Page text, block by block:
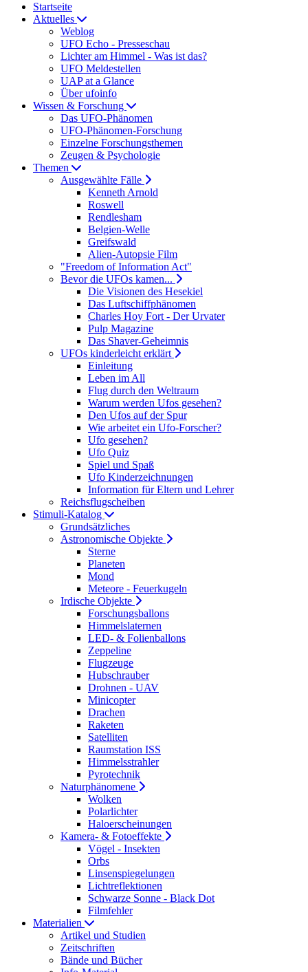
Startseite
Aktuelles
Weblog
UFO Echo - Presseschau
Lichter am Himmel - Was ist das?
UFO Meldestellen
UAP at a Glance
Über ufoinfo
Wissen & Forschung
Das UFO-Phänomen
UFO-Phänomen-Forschung
Einzelne Forschungsthemen
Zeugen & Psychologie
Themen
Ausgewählte Fälle
Kenneth Arnold
Roswell
Rendlesham
Belgien-Welle
Greifswald
Alien-Autopsie Film
"Freedom of Information Act"
Bevor die UFOs kamen...
Die Visionen des Hesekiel
Das Luftschiffphänomen
Charles Hoy Fort - Der Urvater
Pulp Magazine
Das Shaver-Geheimnis
UFOs kinderleicht erklärt
Einleitung
Leben im All
Flug durch den Weltraum
Warum werden Ufos gesehen?
Den Ufos auf der Spur
Wie arbeitet ein Ufo-Forscher?
Ufo gesehen?
Ufo Quiz
Spiel und Spaß
Ufo Kinderzeichnungen
Information für Eltern und Lehrer
Reichsflugscheiben
Stimuli-Katalog
Grundsätzliches
Astronomische Objekte
Sterne
Planeten
Mond
Meteore - Feuerkugeln
Irdische Objekte
Forschungsballons
Himmelslaternen
LED- & Folienballons
Zeppeline
Flugzeuge
Hubschrauber
Drohnen - UAV
Minicopter
Drachen
Raketen
Satelliten
Raumstation ISS
Himmelsstrahler
Pyrotechnik
Naturphänomene
Wolken
Polarlichter
Haloerscheinungen
Kamera- & Fotoeffekte
Vögel - Insekten
Orbs
Linsenspiegelungen
Lichtreflektionen
Schwarze Sonne - Black Dot
Filmfehler
Materialien
Artikel und Studien
Zeitschriften
Bände und Bücher